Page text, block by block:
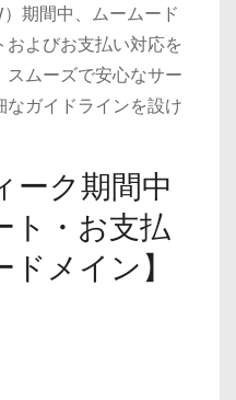
期間中、ムームード
よびお支払い対応を
ムーズで安心なサー
なガイドラインを設け
ーク期間中
ト・お支払
メイン】